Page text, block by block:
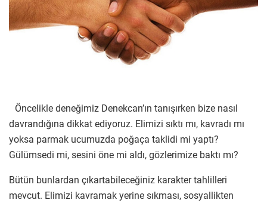
Öncelikle deneğimiz Denekcan’ın tanışırken bize nasıl
davrandığına dikkat ediyoruz. Elimizi sıktı mı, kavradı mı
yoksa parmak ucumuzda poğaça taklidi mi yaptı?
Gülümsedi mi, sesini öne mi aldı, gözlerimize baktı mı?
Bütün bunlardan çıkartabileceğiniz karakter tahlilleri
mevcut. Elimizi kavramak yerine sıkması, sosyallikten